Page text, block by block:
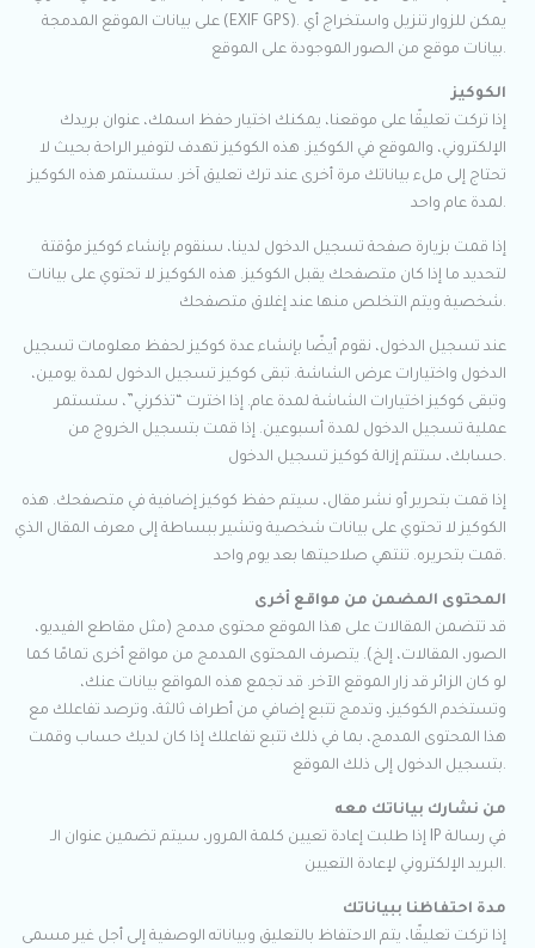
على بيانات الموقع المدمجة (EXIF GPS). يمكن للزوار تنزيل واستخراج أي
بيانات موقع من الصور الموجودة على الموقع.
الكوكيز
إذا تركت تعليقًا على موقعنا، يمكنك اختيار حفظ اسمك، عنوان بريدك
الإلكتروني، والموقع في الكوكيز. هذه الكوكيز تهدف لتوفير الراحة بحيث لا
تحتاج إلى ملء بياناتك مرة أخرى عند ترك تعليق آخر. ستستمر هذه الكوكيز
لمدة عام واحد.
إذا قمت بزيارة صفحة تسجيل الدخول لدينا، سنقوم بإنشاء كوكيز مؤقتة
لتحديد ما إذا كان متصفحك يقبل الكوكيز. هذه الكوكيز لا تحتوي على بيانات
شخصية ويتم التخلص منها عند إغلاق متصفحك.
عند تسجيل الدخول، نقوم أيضًا بإنشاء عدة كوكيز لحفظ معلومات تسجيل
الدخول واختيارات عرض الشاشة. تبقى كوكيز تسجيل الدخول لمدة يومين،
وتبقى كوكيز اختيارات الشاشة لمدة عام. إذا اخترت “تذكرني”، ستستمر
عملية تسجيل الدخول لمدة أسبوعين. إذا قمت بتسجيل الخروج من
حسابك، ستتم إزالة كوكيز تسجيل الدخول.
إذا قمت بتحرير أو نشر مقال، سيتم حفظ كوكيز إضافية في متصفحك. هذه
الكوكيز لا تحتوي على بيانات شخصية وتشير ببساطة إلى معرف المقال الذي
قمت بتحريره. تنتهي صلاحيتها بعد يوم واحد.
المحتوى المضمن من مواقع أخرى
قد تتضمن المقالات على هذا الموقع محتوى مدمج (مثل مقاطع الفيديو،
الصور، المقالات، إلخ). يتصرف المحتوى المدمج من مواقع أخرى تمامًا كما
لو كان الزائر قد زار الموقع الآخر. قد تجمع هذه المواقع بيانات عنك،
وتستخدم الكوكيز، وتدمج تتبع إضافي من أطراف ثالثة، وترصد تفاعلك مع
هذا المحتوى المدمج، بما في ذلك تتبع تفاعلك إذا كان لديك حساب وقمت
بتسجيل الدخول إلى ذلك الموقع.
من نشارك بياناتك معه
إذا طلبت إعادة تعيين كلمة المرور، سيتم تضمين عنوان الـ IP في رسالة
البريد الإلكتروني لإعادة التعيين.
مدة احتفاظنا ببياناتك
إذا تركت تعليقًا، يتم الاحتفاظ بالتعليق وبياناته الوصفية إلى أجل غير مسمى